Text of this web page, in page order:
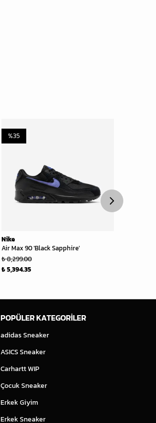
Nike
Air Max 90 'Black Sapphire'
%35
₺ 8,299.00
₺ 5,394.35
POPÜLER KATEGORİLER
adidas Sneaker
ASICS Sneaker
Carhartt WIP
Çocuk Sneaker
Erkek Giyim
Erkek Sneaker